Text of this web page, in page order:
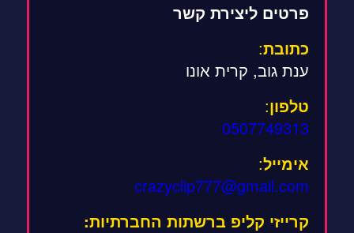
פרטים ליצירת קשר
כתובת:
ענת גוב, קרית אונו
טלפון:
0507749313
אימייל:
crazyclip777@gmail.com
קרייזי קליפ ברשתות החברתיות: